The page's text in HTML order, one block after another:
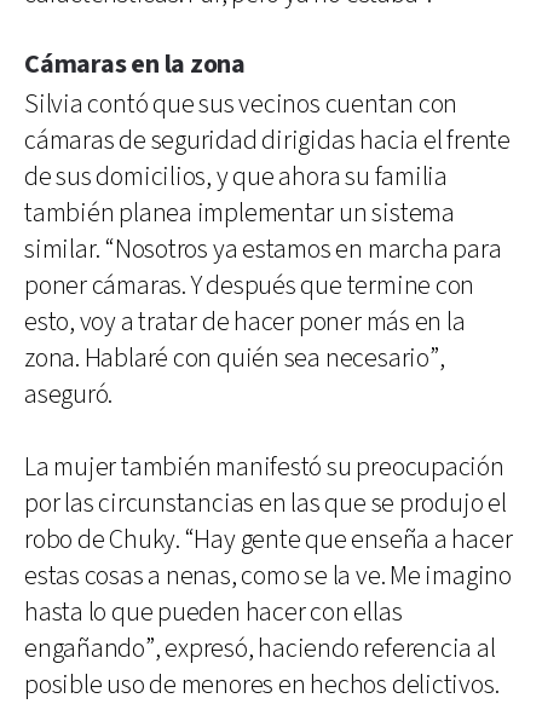
Cámaras en la zona
Silvia contó que sus vecinos cuentan con
cámaras de seguridad dirigidas hacia el frente
de sus domicilios, y que ahora su familia
también planea implementar un sistema
similar. “Nosotros ya estamos en marcha para
poner cámaras. Y después que termine con
esto, voy a tratar de hacer poner más en la
zona. Hablaré con quién sea necesario”,
aseguró.
La mujer también manifestó su preocupación
por las circunstancias en las que se produjo el
robo de Chuky. “Hay gente que enseña a hacer
estas cosas a nenas, como se la ve. Me imagino
hasta lo que pueden hacer con ellas
engañando”, expresó, haciendo referencia al
posible uso de menores en hechos delictivos.